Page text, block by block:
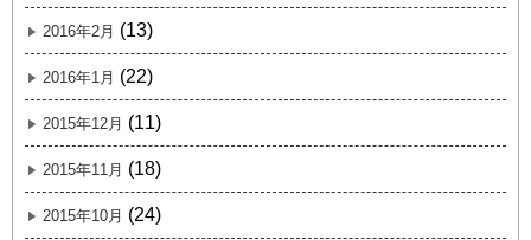
2016年2月 (13)
2016年1月 (22)
2015年12月 (11)
2015年11月 (18)
2015年10月 (24)